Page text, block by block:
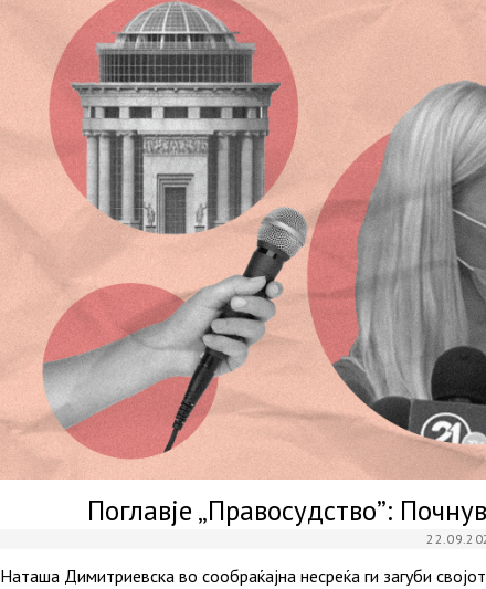
Поглавје „Правосудство”:
Наташа Димитриевска во сообраќајна несреќа ги загуби